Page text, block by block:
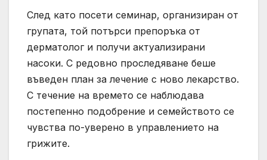
След като посети семинар, организиран от
групата, той потърси препоръка от
дерматолог и получи актуализирани
насоки. С редовно проследяване беше
въведен план за лечение с ново лекарство.
С течение на времето се наблюдава
постепенно подобрение и семейството се
чувства по-уверено в управлението на
грижите.